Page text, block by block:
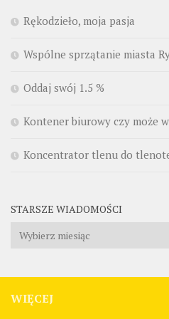
Rękodzieło, moja pasja
Wspólne sprzątanie miasta
Oddaj swój 1.5 %
Kontener biurowy czy może
Koncentrator tlenu do
STARSZE WIADOMOŚCI
Starsze
WIĘCEJ